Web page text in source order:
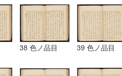
38 色ノ品目 39 色ノ品目